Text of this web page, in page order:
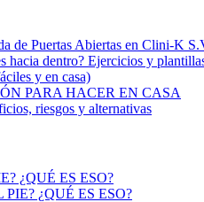
de Puertas Abiertas en Clini-K
hacia dentro? Ejercicios y
y en casa)
PARA HACER EN CASA
riesgos y alternativas
¿QUÉ ES ESO?
¿QUÉ ES ESO?